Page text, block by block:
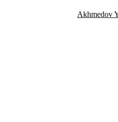
Akhmedov